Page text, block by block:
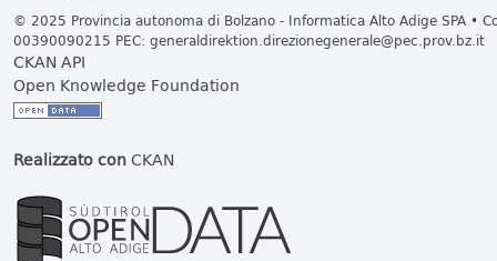
© 2025 Provincia autonoma di Bolzano - Informatica Alto Adige SPA •
00390090215 PEC: generaldirektion.direzionegenerale@pec.prov.bz.it
CKAN API
Open Knowledge Foundation
Realizzato conCKAN